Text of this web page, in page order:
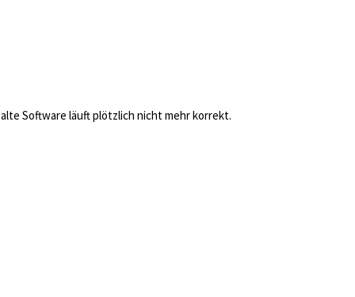
Software läuft plötzlich nicht mehr korrekt.